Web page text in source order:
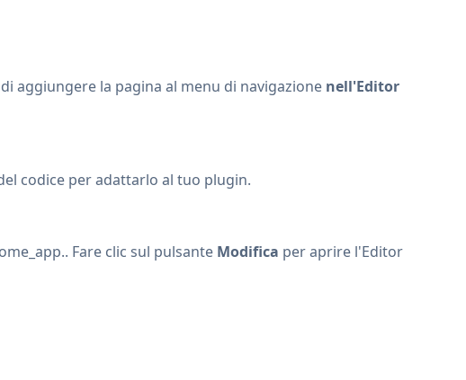
aggiungere la pagina al menu di navigazione nell'Editor
codice per adattarlo al tuo plugin.
Fare clic sul pulsante Modifica per aprire l'Editor